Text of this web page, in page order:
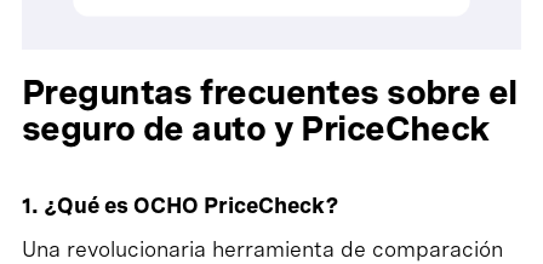
Preguntas frecuentes sobre el
seguro de auto y PriceCheck
1. ¿Qué es OCHO PriceCheck?
Una revolucionaria herramienta de comparación